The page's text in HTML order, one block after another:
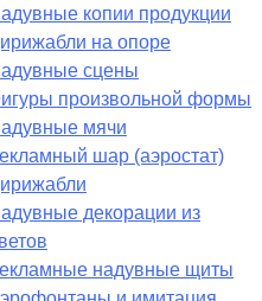
копии продукции
на опоре
сцены
произвольной формы
мячи
шар (аэростат)
декорации из
надувные щиты